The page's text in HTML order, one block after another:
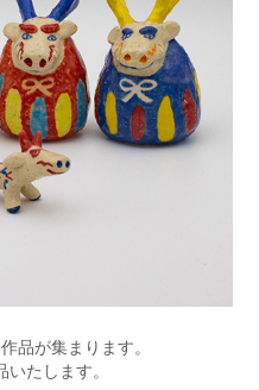
品が集まります。
たします。